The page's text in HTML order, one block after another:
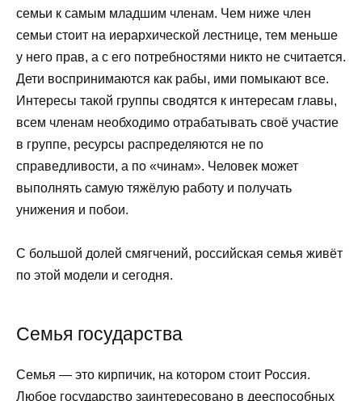
семьи к самым младшим членам. Чем ниже член
семьи стоит на иерархической лестнице, тем меньше
у него прав, а с его потребностями никто не считается.
Дети воспринимаются как рабы, ими помыкают все.
Интересы такой группы сводятся к интересам главы,
всем членам необходимо отрабатывать своё участие
в группе, ресурсы распределяются не по
справедливости, а по «чинам». Человек может
выполнять самую тяжёлую работу и получать
унижения и побои.
С большой долей смягчений, российская семья живёт
по этой модели и сегодня.
Семья государства
Семья — это кирпичик, на котором стоит Россия.
Любое государство заинтересовано в дееспособных